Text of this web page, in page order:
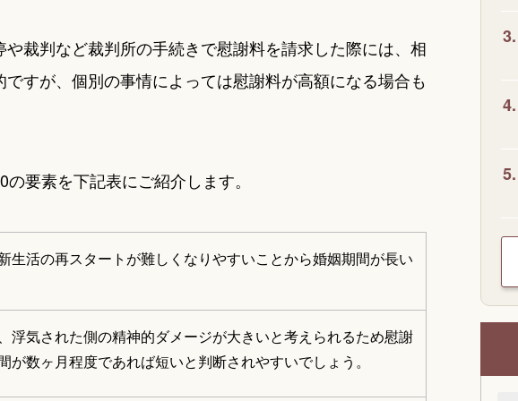
裁判など裁判所の手続きで慰謝料を請求した際には、相
すが、個別の事情によっては慰謝料が高額になる場合も
要素を下記表にご紹介します。
生活の再スタートが難しくなりやすいことから婚姻期間が長い
浮気された側の精神的ダメージが大きいと考えられるため慰謝
数ヶ月程度であれば短いと判断されやすいでしょう。
3.
4.
5.